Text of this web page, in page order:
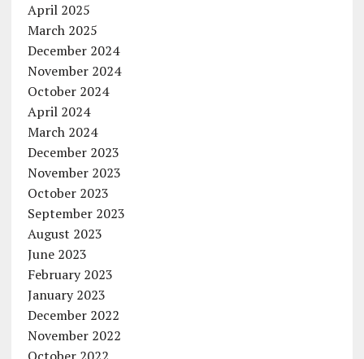
April 2025
March 2025
December 2024
November 2024
October 2024
April 2024
March 2024
December 2023
November 2023
October 2023
September 2023
August 2023
June 2023
February 2023
January 2023
December 2022
November 2022